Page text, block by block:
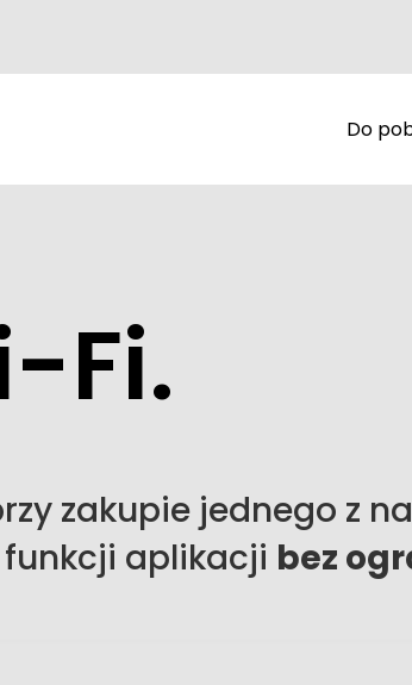
Do
Fi.
zakupie jednego z
funkcji aplikacji bez